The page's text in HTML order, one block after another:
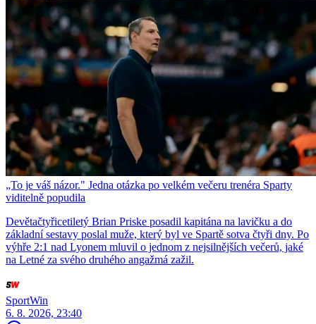
„To je váš názor." Jedna otázka po velkém večeru trenéra Sparty
viditelně popudila
Devětačtyřicetiletý Brian Priske posadil kapitána na lavičku a do
základní sestavy poslal muže, který byl ve Spartě sotva čtyři dny. Po
výhře 2:1 nad Lyonem mluvil o jednom z nejsilnějších večerů, jaké
na Letné za svého druhého angažmá zažil.
SportWin
6. 8. 2026, 23:40